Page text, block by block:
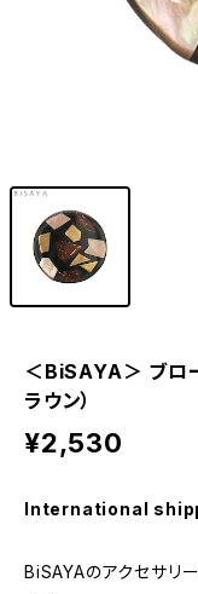
＜BiSAYA＞ ブロ
ラウン）
¥2,530
International
BiSAYAのアクセサリ